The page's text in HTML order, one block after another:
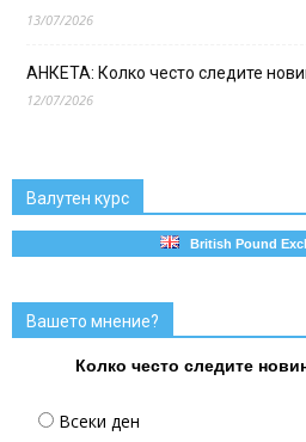
13/07/2026
АНКЕТА: Колко често следите
12/07/2026
Валутен курс
British Pound
Вашето мнение?
Колко често следите
Всеки ден